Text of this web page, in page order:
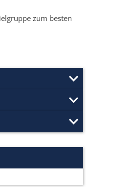
zum besten